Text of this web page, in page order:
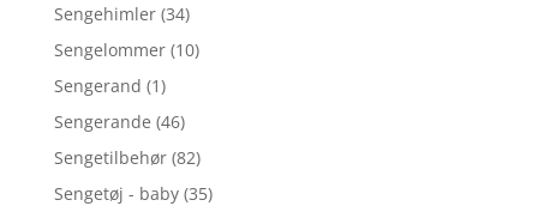
Sengehimler (34)
Sengelommer (10)
Sengerand (1)
Sengerande (46)
Sengetilbehør (82)
Sengetøj - baby (35)